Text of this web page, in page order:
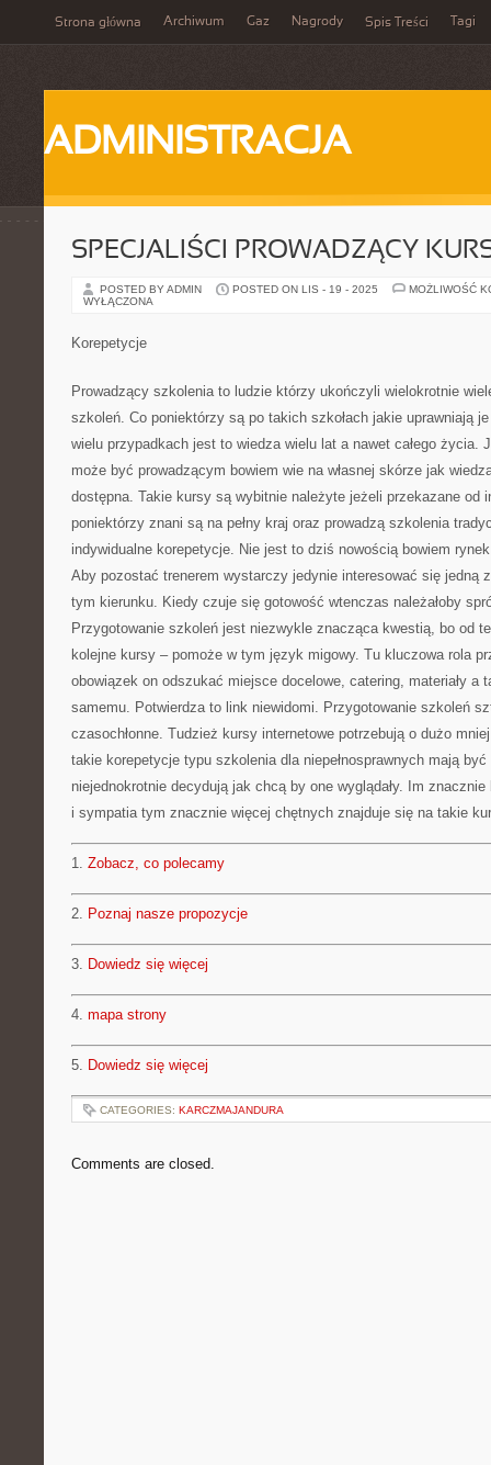
Strona główna Archiwum Gaz Nagrody Spis Treści Tagi
ADMINISTRACJA
SPECJALIŚCI PROWADZĄCY
POSTED BY ADMIN POSTED ON LIS - 19 - 2025
MOŻLIWOŚĆ
WYŁĄCZONA
Korepetycje
Prowadzący szkolenia to ludzie którzy ukończyli wielokrotnie
szkoleń. Co poniektórzy są po takich szkołach jakie uprawniają
wielu przypadkach jest to wiedza wielu lat a nawet całego życia.
może być prowadzącym bowiem wie na własnej skórze jak
dostępna. Takie kursy są wybitnie należyte jeżeli przekazane od
poniektórzy znani są na pełny kraj oraz prowadzą szkolenia
indywidualne korepetycje. Nie jest to dziś nowością bowiem
Aby pozostać trenerem wystarczy jedynie interesować się jedną
tym kierunku. Kiedy czuje się gotowość wtenczas należałoby
Przygotowanie szkoleń jest niezwykle znacząca kwestią, bo od
kolejne kursy – pomoże w tym język migowy. Tu kluczowa rola
obowiązek on odszukać miejsce docelowe, catering, materiały a
samemu. Potwierdza to link niewidomi. Przygotowanie szkoleń
czasochłonne. Tudzież kursy internetowe potrzebują o dużo
takie korepetycje typu szkolenia dla niepełnosprawnych mają
niejednokrotnie decydują jak chcą by one wyglądały. Im
i sympatia tym znacznie więcej chętnych znajduje się na takie
1. Zobacz, co polecamy
2. Poznaj nasze propozycje
3. Dowiedz się więcej
4. mapa strony
5. Dowiedz się więcej
CATEGORIES: KARCZMAJANDURA
Comments are closed.